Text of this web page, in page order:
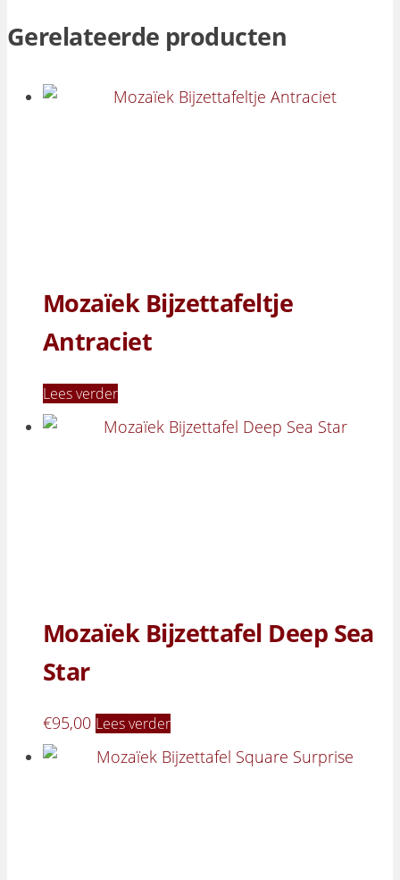
Gerelateerde producten
Mozaïek Bijzettafeltje
Antraciet
Lees verder
Mozaïek Bijzettafel Deep Sea
Star
€95,00 Lees verder